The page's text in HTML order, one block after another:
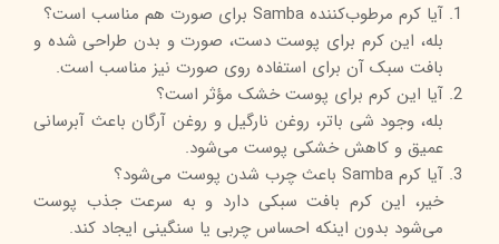
آیا کرم مرطوب‌کننده Samba برای صورت هم مناسب است؟
بله، این کرم برای پوست دست، صورت و بدن طراحی شده و
بافت سبک آن برای استفاده روی صورت نیز مناسب است.
آیا این کرم برای پوست خشک مؤثر است؟
بله، وجود شی باتر، روغن نارگیل و روغن آرگان باعث آبرسانی
عمیق و کاهش خشکی پوست می‌شود.
آیا کرم Samba باعث چرب شدن پوست می‌شود؟
خیر، این کرم بافت سبکی دارد و به سرعت جذب پوست
می‌شود بدون اینکه احساس چربی یا سنگینی ایجاد کند.